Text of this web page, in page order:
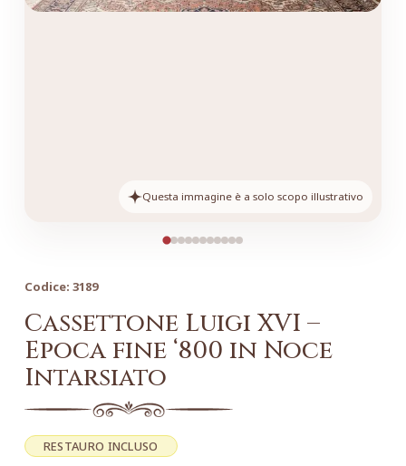
Questa immagine è a solo scopo illustrativo
Codice: 3189
Cassettone Luigi XVI –
Epoca fine ‘800 in Noce
Intarsiato
RESTAURO INCLUSO